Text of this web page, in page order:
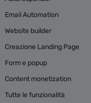
Email Automation
Website builder
Creazione Landing Page
Form e popup
Content monetization
Tutte le funzionalità